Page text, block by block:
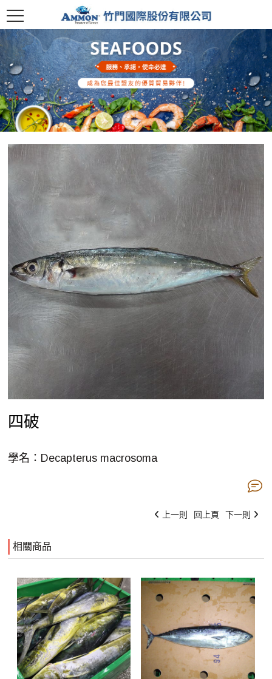
四破
學名：Decapterus macrosoma
上一則 回上頁 下一則
相關商品